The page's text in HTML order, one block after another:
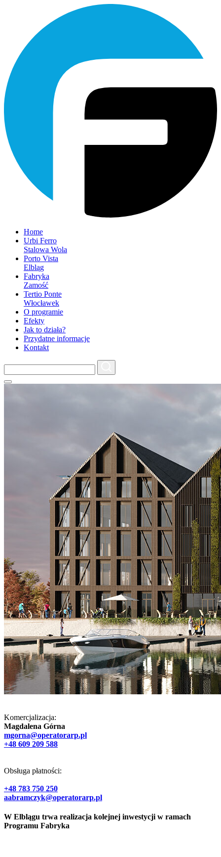
Home
Urbi Ferro
Stalowa Wola
Porto Vista
Elbląg
Fabryka
Zamość
Tertio Ponte
Włocławek
O programie
Efekty
Jak to działa?
Przydatne informacje
Kontakt
Komercjalizacja:
Magdalena Górna
mgorna@operatorarp.pl
+48 609 209 588
Obsługa płatności:
+48 783 750 250
aabramczyk@operatorarp.pl
W Elblągu trwa realizacja kolejnej inwestycji w ramach
Programu Fabryka